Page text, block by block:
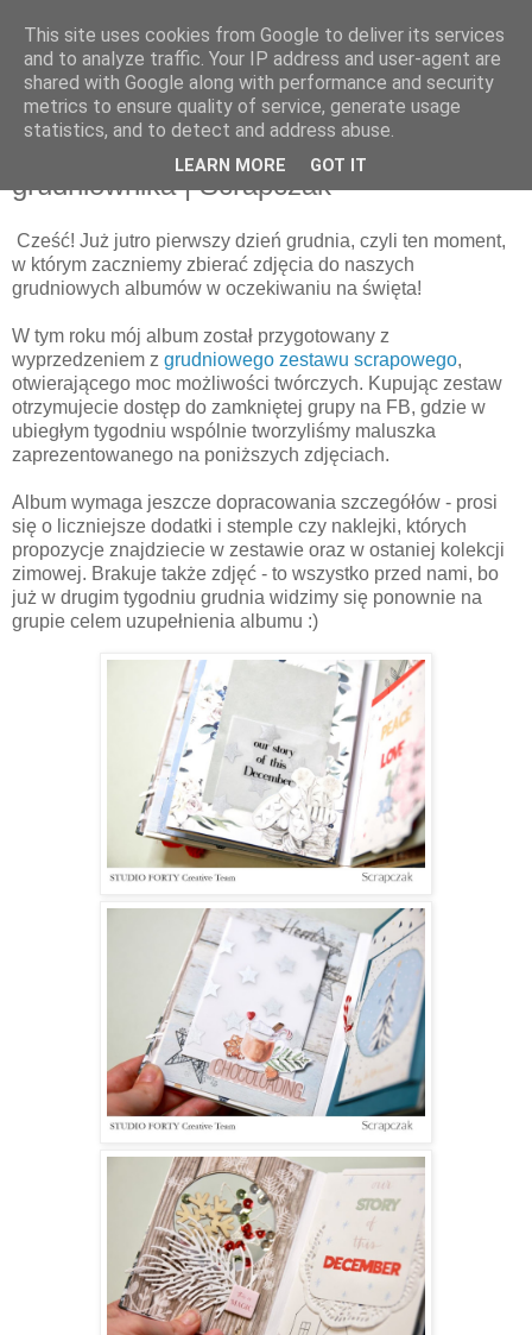
wtorek, 30 listopada 2021
Decmbrrr czyli moja wersja
grudniownika | Scrapczak
Cześć! Już jutro pierwszy dzień grudnia, czyli ten moment,
w którym zaczniemy zbierać zdjęcia do naszych
grudniowych albumów w oczekiwaniu na święta!
W tym roku mój album został przygotowany z
wyprzedzeniem z grudniowego zestawu scrapowego,
otwierającego moc możliwości twórczych. Kupując zestaw
otrzymujecie dostęp do zamkniętej grupy na FB, gdzie w
ubiegłym tygodniu wspólnie tworzyliśmy maluszka
zaprezentowanego na poniższych zdjęciach.
Album wymaga jeszcze dopracowania szczegółów - prosi
się o liczniejsze dodatki i stemple czy naklejki, których
propozycje znajdziecie w zestawie oraz w ostaniej kolekcji
zimowej. Brakuje także zdjęć - to wszystko przed nami, bo
już w drugim tygodniu grudnia widzimy się ponownie na
grupie celem uzupełnienia albumu :)
This site uses cookies from Google to deliver its services
and to analyze traffic. Your IP address and user-agent are
shared with Google along with performance and security
metrics to ensure quality of service, generate usage
statistics, and to detect and address abuse.
LEARN MORE GOT IT